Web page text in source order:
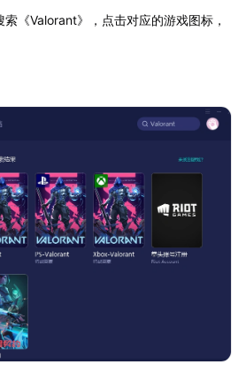
《Valorant》，点击对应的游戏图标，